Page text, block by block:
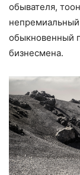
обывателя,
обыкновенный
бизнесмена.